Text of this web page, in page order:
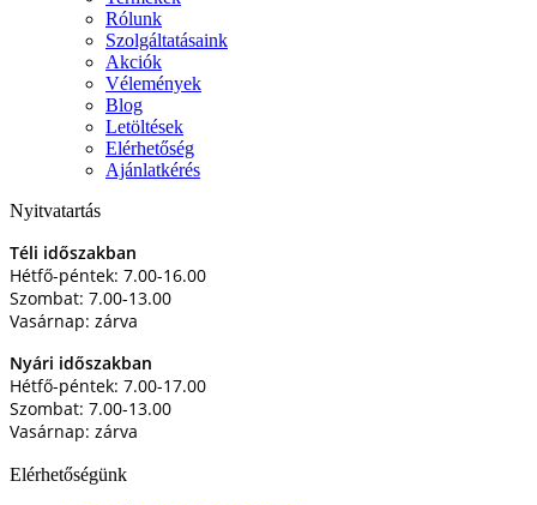
Rólunk
Szolgáltatásaink
Akciók
Vélemények
Blog
Letöltések
Elérhetőség
Ajánlatkérés
Nyitvatartás
Téli időszakban
Hétfő-péntek: 7.00-16.00
Szombat: 7.00-13.00
Vasárnap: zárva
Nyári időszakban
Hétfő-péntek: 7.00-17.00
Szombat: 7.00-13.00
Vasárnap: zárva
Elérhetőségünk